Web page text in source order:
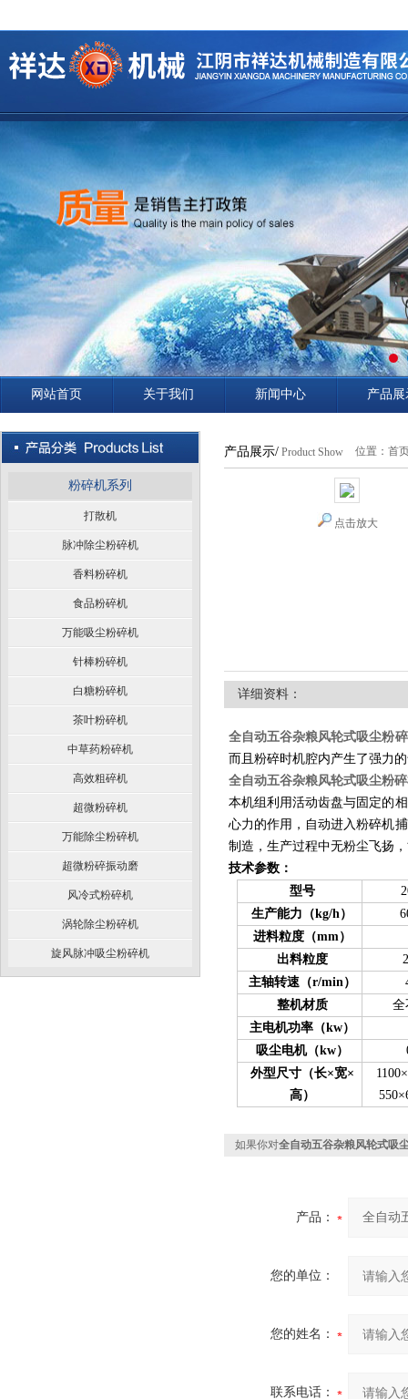
网站首页 关于我们 新闻中心 产品展
粉碎机系列
打散机
脉冲除尘粉碎机
香料粉碎机
食品粉碎机
万能吸尘粉碎机
针棒粉碎机
白糖粉碎机
茶叶粉碎机
中草药粉碎机
高效粗碎机
超微粉碎机
万能除尘粉碎机
超微粉碎振动磨
风冷式粉碎机
涡轮除尘粉碎机
旋风脉冲吸尘粉碎机
产品展示/ Product Show 位置： 首
点击放大
详细资料：
全自动五谷杂粮风轮式吸尘粉
而且粉碎时机腔内产生了强力
全自动五谷杂粮风轮式吸尘粉
本机组利用活动齿盘与固定的
心力的作用，自动进入粉碎机
制造，生产过程中无粉尘飞扬
技术参数：
型号
生产能力（kg/h）
进料粒度（mm）
出料粒度
主轴转速（r/min）
整机材质
全
主电机功率（kw）
吸尘电机（kw）
外型尺寸（长×宽×
高）
如果你对全自动五谷杂粮风轮式吸
产品：
您的单位：
您的姓名：
联系电话：